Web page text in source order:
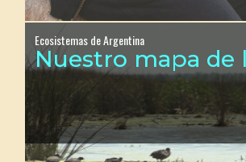
Ecosistemas de Argentina
Nuestro mapa de